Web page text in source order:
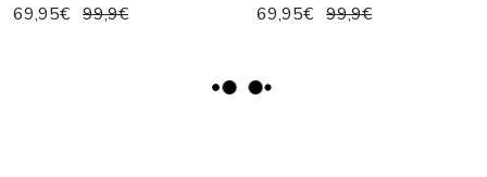
69,95€ 99,9€ 69,95€ 99,9€